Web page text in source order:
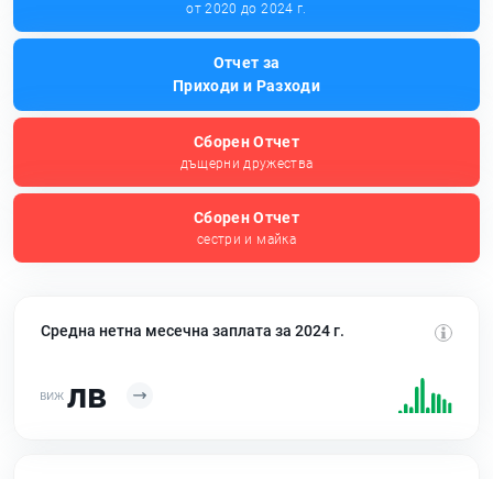
от 2020 до 2024 г.
Отчет за
Приходи и Разходи
Сборен Отчет
дъщерни дружества
Сборен Отчет
сестри и майка
Средна нетна месечна заплата за 2024 г.
лв